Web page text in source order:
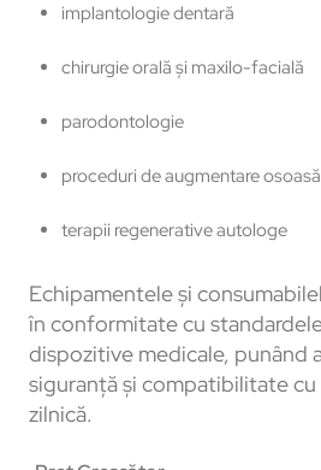
implantologie dentară
chirurgie orală și maxilo-facială
parodontologie
proceduri de augmentare
terapii regenerative autologe
Echipamentele și
în conformitate cu
dispozitive medicale, punând
siguranță și compatibilitate
zilnică.